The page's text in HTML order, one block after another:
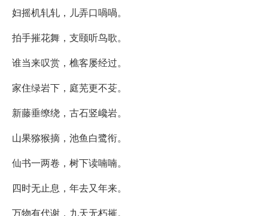
妇摇机轧轧，儿弄口喎喎。
拍手摧花舞，支颐听鸟歌。
谁当来叹赏，樵客屡经过。
家住绿岩下，庭芜更不芟。
新藤垂缭绕，古石竖巉岩。
山果猕猴摘，池鱼白鹭衔。
仙书一两卷，树下读喃喃。
四时无止息，年去又年来。
万物有代谢，九天无朽摧。